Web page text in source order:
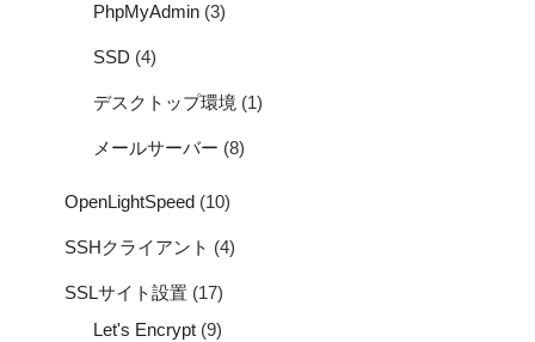
PhpMyAdmin (3)
SSD (4)
デスクトップ環境 (1)
メールサーバー (8)
OpenLightSpeed (10)
SSHクライアント (4)
SSLサイト設置 (17)
Let's Encrypt (9)